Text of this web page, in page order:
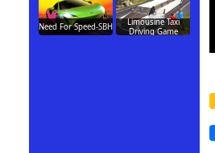
Need For Speed-SBH
Limousine Taxi
Driving Game